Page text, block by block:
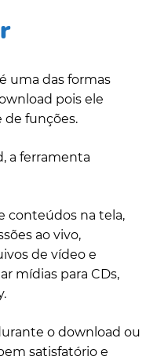
uma das formas
pois ele
de funções.
a ferramenta
conteúdos na tela,
ao vivo,
de vídeo e
mídias para CDs,
o download ou
satisfatório e